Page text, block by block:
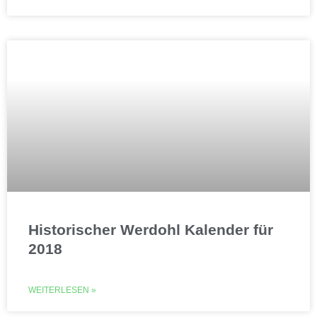
Historischer Werdohl Kalender für
2018
WEITERLESEN »